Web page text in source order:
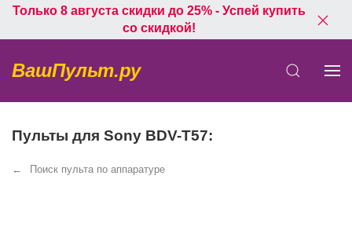
Только 8 августа скидки до 25% - Успей купить
со скидкой!
ВашПульт.ру
Пульты для Sony BDV-T57:
Поиск пульта по аппаратуре